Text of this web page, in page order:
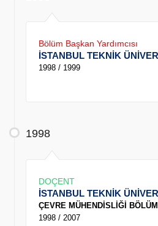
Bölüm Başkan Yardımcısı
İSTANBUL TEKNİK
1998 / 1999
1998
DOÇENT
İSTANBUL TEKNİK
ÇEVRE MÜHENDİSLİĞİ
1998 / 2007